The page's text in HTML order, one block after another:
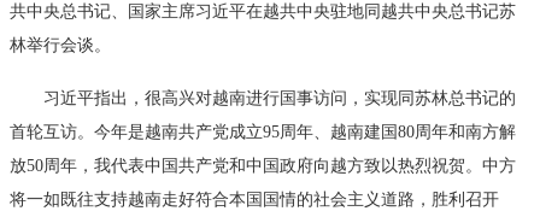
共中央总书记、国家主席习近平在越共中央驻地同越共中央总书记苏
林举行会谈。
习近平指出，很高兴对越南进行国事访问，实现同苏林总书记的
首轮互访。今年是越南共产党成立95周年、越南建国80周年和南方解
放50周年，我代表中国共产党和中国政府向越方致以热烈祝贺。中方
将一如既往支持越南走好符合本国国情的社会主义道路，胜利召开